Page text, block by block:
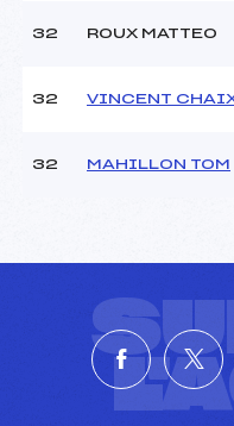
32 ROUX MATTEO
32 VINCENT
32 MAHILLON TOM